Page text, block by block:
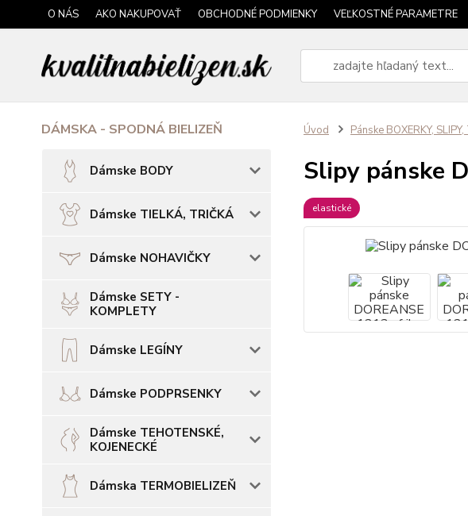
O NÁS AKO NAKUPOVAŤ OBCHODNÉ PODMIENKY VEĽKOSTNÉ PARAMETRE
DÁMSKA - SPODNÁ BIELIZEŇ
Dámske BODY
Dámske TIELKÁ, TRIČKÁ
Dámske NOHAVIČKY
Dámske SETY -
KOMPLETY
Dámske LEGÍNY
Dámske PODPRSENKY
Dámske TEHOTENSKÉ,
KOJENECKÉ
Dámska TERMOBIELIZEŇ
Úvod Pánske BOXERKY,
Slipy pánske
elastické